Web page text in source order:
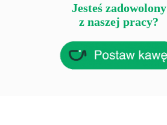
Jesteś zadowolony
z naszej pracy?